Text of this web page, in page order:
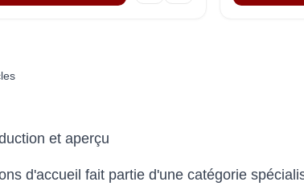
et aperçu
d'accueil fait partie d'une catégorie